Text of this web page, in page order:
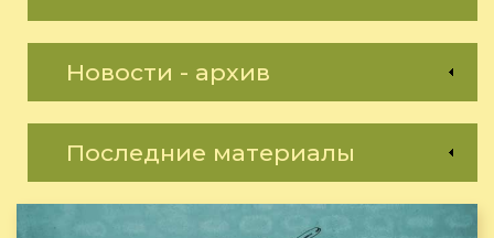
Новости - архив
Последние материалы